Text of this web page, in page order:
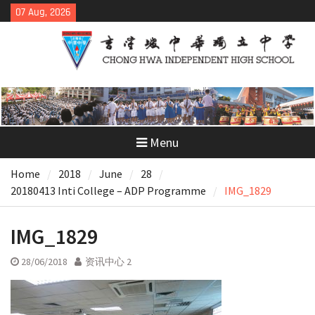
Skip
to
07 Aug, 2026
Menu
Home 2018 June
28
20180413 Inti College – ADP Programme
IMG_1829
IMG_1829
28/06/2018 资讯中心 2